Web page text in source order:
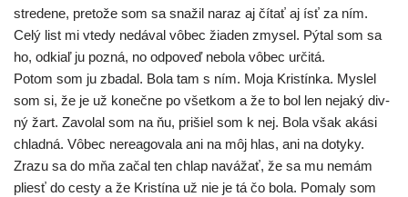
stre­de­ne, pre­to­že som sa sna­žil naraz aj čítať aj ísť za ním.
Celý list mi vte­dy nedá­val vôbec žia­den zmy­sel. Pýtal som sa
ho, odkiaľ ju pozná, no odpo­veď nebo­la vôbec určitá.
Potom som ju zba­dal. Bola tam s ním. Moja Kristínka. Myslel
som si, že je už koneč­ne po všet­kom a že to bol len neja­ký div­
ný žart. Zavolal som na ňu, pri­šiel som k nej. Bola však aká­si
chlad­ná. Vôbec nere­a­go­va­la ani na môj hlas, ani na doty­ky.
Zrazu sa do mňa začal ten chlap navá­žať, že sa mu nemám
pliesť do ces­ty a že Kristína už nie je tá čo bola. Pomaly som